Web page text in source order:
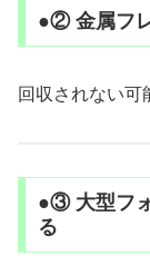
●② 金属フ
回収されない可
●③ 大型フ
る